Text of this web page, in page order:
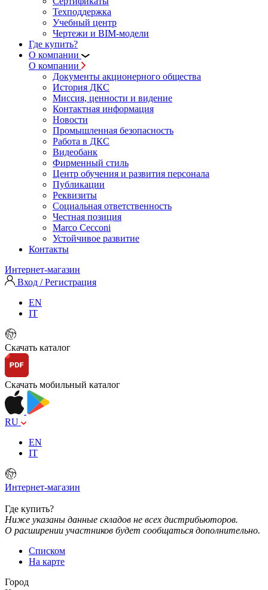
Техподдержка
Учебный центр
Чертежи и BIM-модели
Где купить?
О компании
О компании
Документы акционерного общества
История ДКС
Миссия, ценности и видение
Контактная информация
Новости
Промышленная безопасность
Работа в ДКС
Видеобанк
Фирменный стиль
Центр обучения и развития персонала
Публикации
Реквизиты
Социальная ответственность
Честная позиция
Marco Cecconi
Устойчивое развитие
Контакты
Интернет-магазин
Вход / Регистрация
EN
IT
Скачать каталог
Скачать мобильный каталог
RU
EN
IT
Интернет-магазин
Где купить?
Ниже указаны данные складов не всех дистрибьюторов.
О расширении участников будет сообщаться дополнительно.
Списком
На карте
Город